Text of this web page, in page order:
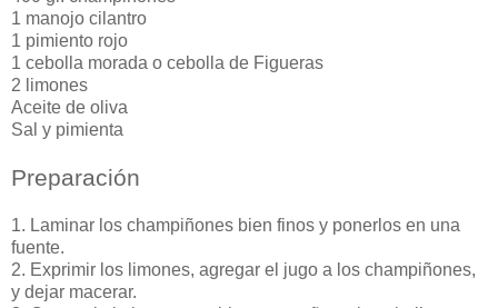
1 manojo cilantro
1 pimiento rojo
1 cebolla morada o cebolla de Figueras
2 limones
Aceite de oliva
Sal y pimienta
Preparación
1. Laminar los champiñones bien finos y ponerlos en una
fuente.
2. Exprimir los limones, agregar el jugo a los champiñones,
y dejar macerar.